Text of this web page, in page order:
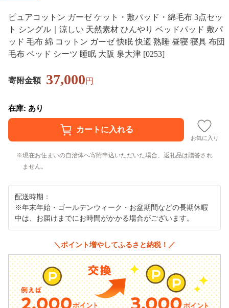
ピュアコットン ガーゼ ケット・敷パッド・綿毛布 3点セッ
ト シングル｜涼しい 天然素材 ひんやり ベッドパッド 敷パ
ッド 毛布 綿 コットン ガーゼ 快眠 快適 熟睡 昼寝 寝具 布団
毛布 ベッド シーツ 睡眠 大阪 泉大津 [0253]
寄附金額 37,000円
在庫: あり
お気に入り
現在お住まいの自治体へ寄附申込いただいた場合、返礼品は贈答され
ません。
配送時期：
※年末年始・ゴールデンウィーク・お盆期間などの長期休暇
中は、お届けまでにお時間がかかる場合がございます。
＼ポイント増やしてふるさと納税！／